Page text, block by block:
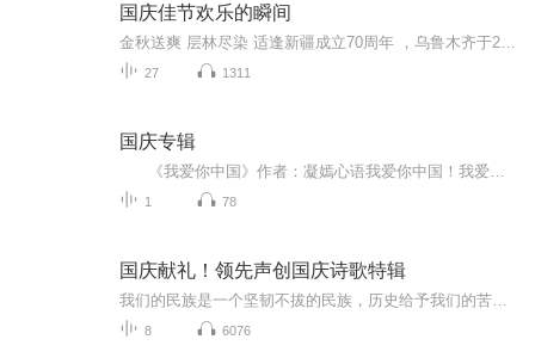
国庆佳节欢乐的瞬间
27 1311
国庆专辑
1 78
国庆献礼！领先声创国庆诗歌特辑
8 6076